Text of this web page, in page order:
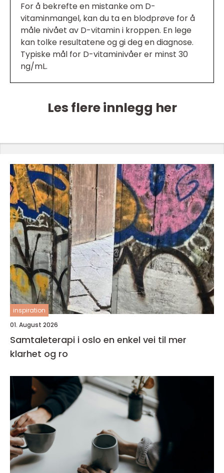
For å bekrefte en mistanke om D-
vitaminmangel, kan du ta en blodprøve for å
måle nivået av D-vitamin i kroppen. En lege
kan tolke resultatene og gi deg en diagnose.
Typiske mål for D-vitaminivåer er minst 30
ng/mL.
Les flere innlegg her
inspiration
01. August 2026
Samtaleterapi i oslo en enkel vei til mer
klarhet og ro